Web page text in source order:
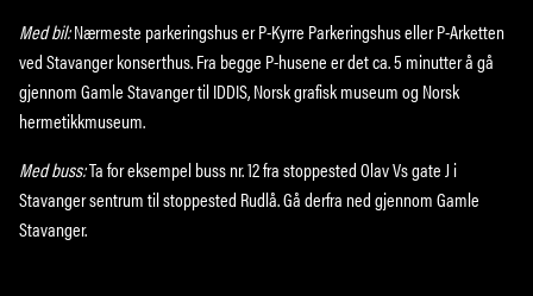
Med bil:Nærmeste parkeringshus er P-Kyrre Parkeringshus eller P-Arketten
ved Stavanger konserthus. Fra begge P-husene er det ca. 5 minutter å gå
gjennom Gamle Stavanger til IDDIS, Norsk grafisk museum og Norsk
hermetikkmuseum.
Med buss:Ta for eksempel buss nr. 12 fra stoppested Olav Vs gate J i
Stavanger sentrum til stoppested Rudlå. Gå derfra ned gjennom Gamle
Stavanger.